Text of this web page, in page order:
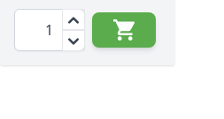
Menge